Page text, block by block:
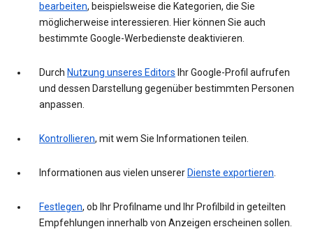
bearbeiten, beispielsweise die Kategorien, die Sie
möglicherweise interessieren. Hier können Sie auch
bestimmte Google-Werbedienste deaktivieren.
Durch Nutzung unseres Editors Ihr Google-Profil aufrufen
und dessen Darstellung gegenüber bestimmten Personen
anpassen.
Kontrollieren, mit wem Sie Informationen teilen.
Informationen aus vielen unserer Dienste exportieren.
Festlegen, ob Ihr Profilname und Ihr Profilbild in geteilten
Empfehlungen innerhalb von Anzeigen erscheinen sollen.